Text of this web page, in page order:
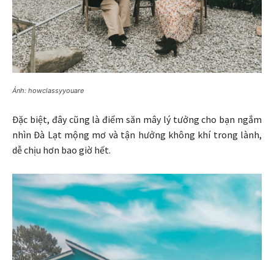
Ảnh: howclassyyouare
Đặc biệt, đây cũng là điểm săn mây lý tưởng cho bạn ngắm
nhìn Đà Lạt mộng mơ và tận hưởng không khí trong lành,
dễ chịu hơn bao giờ hết.